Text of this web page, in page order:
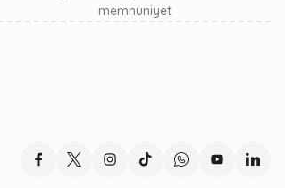
memnuniyet